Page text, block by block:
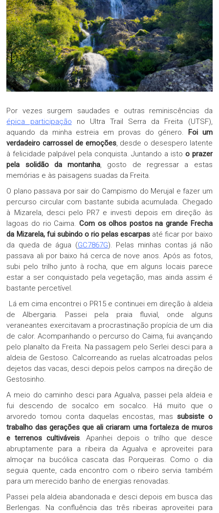
Por vezes surgem saudades e outras reminiscências da
épica participação no Ultra Trail Serra da Freita (UTSF),
aquando da minha estreia em provas do género. Foi um
verdadeiro carrossel de emoções, desde o desespero latente
à felicidade palpável pela conquista. Juntando a isto o prazer
pela solidão da montanha, gosto de regressar a estas
memórias e às paisagens suadas da Freita.
O plano passava por sair do Campismo do Merujal e fazer um
percurso circular com bastante subida acumulada. Chegado
à Mizarela, desci pelo PR7 e investi depois em direção às
lagoas do rio Caima. Com os olhos postos na grande Frecha
da Mizarela, fui subindo o rio pelas escarpas até ficar por baixo
da queda de água (GC7867G). Pelas minhas contas já não
passava ali por baixo há cerca de nove anos. Após as fotos,
subi pelo trilho junto à rocha, que em alguns locais parece
estar a ser conquistado pela vegetação, mas ainda assim é
bastante percetível.
Lá em cima encontrei o PR15 e continuei em direção à aldeia
de Albergaria. Passei pela praia fluvial, onde alguns
veraneantes exercitavam a procrastinação propícia de um dia
de calor. Acompanhando o percurso do Caima, fui avançando
pelo planalto da Freita. Na passagem pelo Serlei desci para a
aldeia de Gestoso. Calcorreando as ruelas alcatroadas pelos
dejetos das vacas, desci depois pelos campos na direção de
Gestosinho.
A meio do caminho desci para Agualva, passei pela aldeia e
fui descendo de socalco em socalco. Há muito que o
arvoredo tomou conta daquelas encostas, mas subsiste o
trabalho das gerações que ali criaram uma fortaleza de muros
e terrenos cultiváveis. Apanhei depois o trilho que desce
abruptamente para a ribeira da Agualva e aproveitei para
almoçar na bucólica cascata das Porqueiras. Como o dia
seguia quente, cada encontro com o ribeiro servia também
para um merecido banho de energias renovadas.
Passei pela aldeia abandonada e desci depois em busca das
Berlengas. Na confluência das três ribeiras aproveitei para